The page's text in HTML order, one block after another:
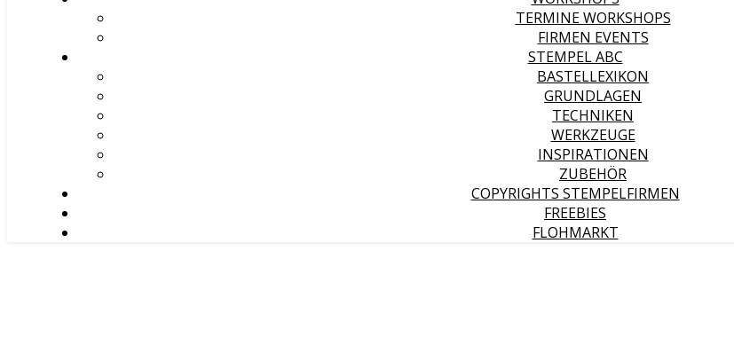
TERMINE WORKSHOPS
FIRMEN EVENTS
STEMPEL ABC
BASTELLEXIKON
GRUNDLAGEN
TECHNIKEN
WERKZEUGE
INSPIRATIONEN
ZUBEHÖR
COPYRIGHTS STEMPELFIRMEN
FREEBIES
FLOHMARKT